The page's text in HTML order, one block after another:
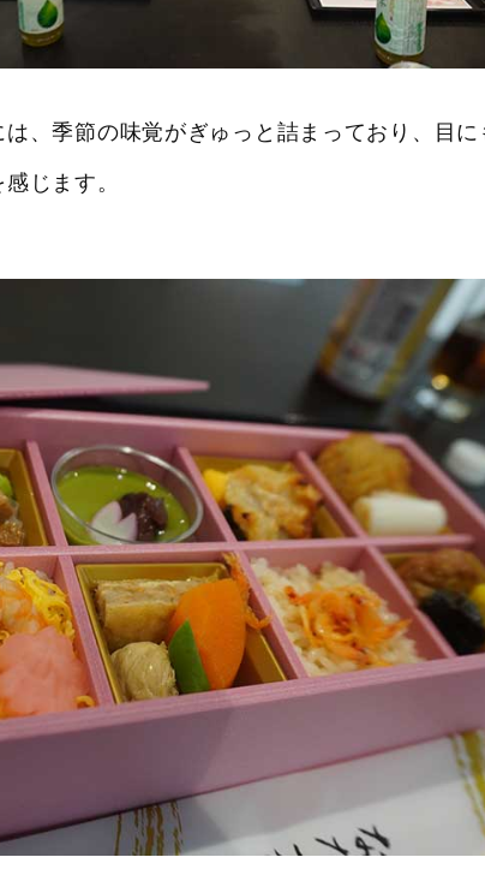
、季節の味覚がぎゅっと詰まっており、目に
じます。